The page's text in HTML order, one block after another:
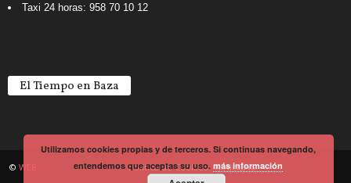
Taxi 24 horas: 958 70 10 12
El Tiempo en Baza
Política de Cookies Noticiario
© WEB
Utilizamos cookies propias y de terceros. Si continuas navegando,
entendemos que aceptas su uso.más información